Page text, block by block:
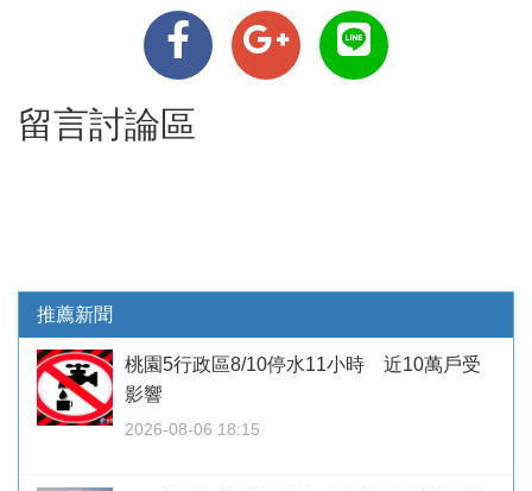
留言討論區
推薦新聞
桃園5行政區8/10停水11小時 近10萬戶受
影響
2026-08-06 18:15